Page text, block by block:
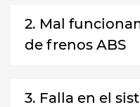
2. Mal
de frenos ABS
3. Falla en el